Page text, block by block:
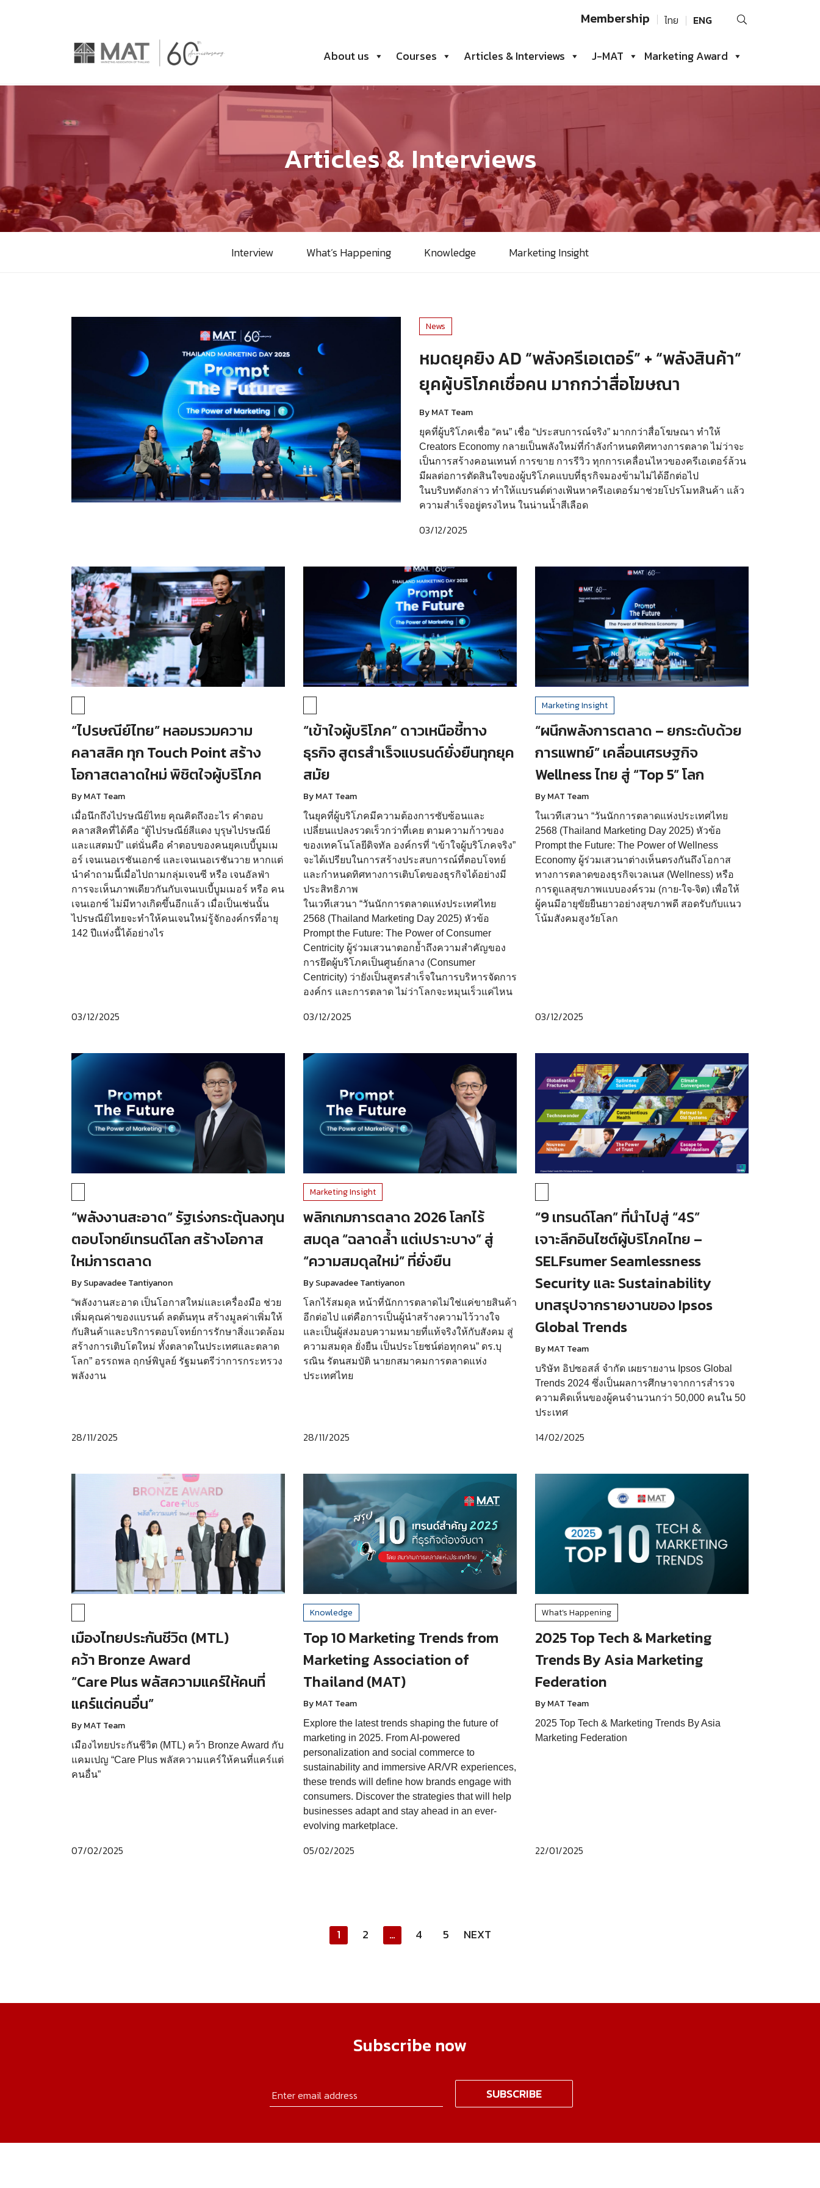
Membership ไทย ENG
Search
About us
Courses Articles & Interviews J-MAT Marketing Award
Articles & Interviews
Interview What’s Happening Knowledge Marketing Insight
News
หมดยุคยิง AD “พลังครีเอเตอร์” + “พลังสินค้า”
ยุคผู้บริโภคเชื่อคน มากกว่าสื่อโฆษณา
By MAT Team
ยุคที่ผู้บริโภคเชื่อ “คน” เชื่อ “ประสบการณ์จริง” มากกว่าสื่อโฆษณา ทำให้
Creators Economy กลายเป็นพลังใหม่ที่กำลังกำหนดทิศทางการตลาด ไม่ว่าจะ
เป็นการสร้างคอนเทนท์ การขาย การรีวิว ทุกการเคลื่อนไหวของครีเอเตอร์ล้วน
มีผลต่อการตัดสินใจของผู้บริโภคแบบที่ธุรกิจมองข้ามไม่ได้อีกต่อไป
ในบริบทดังกล่าว ทำให้แบรนด์ต่างเฟ้นหาครีเอเตอร์มาช่วยโปรโมทสินค้า แล้ว
ความสำเร็จอยู่ตรงไหน ในน่านน้ำสีเลือด
03/12/2025
“ไปรษณีย์ไทย” หลอมรวมความ
คลาสสิค ทุก Touch Point สร้าง
โอกาสตลาดใหม่ พิชิตใจผู้บริโภค
By MAT Team
เมื่อนึกถึงไปรษณีย์ไทย คุณคิดถึงอะไร คำตอบ
คลาสสิคที่ได้คือ “ตู้ไปรษณีย์สีแดง บุรุษไปรษณีย์
และแสตมป์” แต่นั่นคือ คำตอบของคนยุคเบบี้บูมเม
อร์ เจนเนอเรชันเอกซ์ และเจนเนอเรชันวาย หากแต่
นำคำถามนี้เมื่อไปถามกลุ่มเจนซี หรือ เจนอัลฟ่า
การจะเห็นภาพเดียวกันกับเจนเบเบี้บูมเมอร์ หรือ คน
เจนเอกซ์ ไม่มีทางเกิดขึ้นอีกแล้ว เมื่อเป็นเช่นนั้น
ไปรษณีย์ไทยจะทำให้คนเจนใหม่รู้จักองค์กรที่อายุ
142 ปีแห่งนี้ได้อย่างไร
03/12/2025
“เข้าใจผู้บริโภค” ดาวเหนือชี้ทาง
ธุรกิจ สูตรสำเร็จแบรนด์ยั่งยืนทุกยุค
สมัย
By MAT Team
ในยุคที่ผู้บริโภคมีความต้องการซับซ้อนและ
เปลี่ยนแปลงรวดเร็วกว่าที่เคย ตามความก้าวของ
ของเทคโนโลยีดิจทัล องค์กรที่ “เข้าใจผู้บริโภคจริง”
จะได้เปรียบในการสร้างประสบการณ์ที่ตอบโจทย์
และกำหนดทิศทางการเติบโตของธุรกิจได้อย่างมี
ประสิทธิภาพ
ในเวทีเสวนา “วันนักการตลาดแห่งประเทศไทย
2568 (Thailand Marketing Day 2025) หัวข้อ
Prompt the Future: The Power of Consumer
Centricity ผู้ร่วมเสวนาตอกย้ำถึงความสำคัญของ
การยึดผู้บริโภคเป็นศูนย์กลาง (Consumer
Centricity) ว่ายังเป็นสูตรสำเร็จในการบริหารจัดการ
องค์กร และการตลาด ไม่ว่าโลกจะหมุนเร็วแค่ไหน
03/12/2025
Marketing Insight
“ผนึกพลังการตลาด – ยกระดับด้วย
การแพทย์” เคลื่อนเศรษฐกิจ
Wellness ไทย สู่ “Top 5” โลก
By MAT Team
ในเวทีเสวนา “วันนักการตลาดแห่งประเทศไทย
2568 (Thailand Marketing Day 2025) หัวข้อ
Prompt the Future: The Power of Wellness
Economy ผู้ร่วมเสวนาต่างเห็นตรงกันถึงโอกาส
ทางการตลาดของธุรกิจเวลเนส (Wellness) หรือ
การดูแลสุขภาพแบบองค์รวม (กาย-ใจ-จิต) เพื่อให้
ผู้คนมีอายุขัยยืนยาวอย่างสุขภาพดี สอดรับกับแนว
โน้มสังคมสูงวัยโลก
03/12/2025
“พลังงานสะอาด” รัฐเร่งกระตุ้นลงทุน
ตอบโจทย์เทรนด์โลก สร้างโอกาส
ใหม่การตลาด
By Supavadee Tantiyanon
“พลังงานสะอาด เป็นโอกาสใหม่และเครื่องมือ ช่วย
เพิ่มคุณค่าของแบรนด์ ลดต้นทุน สร้างมูลค่าเพิ่มให้
กับสินค้าและบริการตอบโจทย์การรักษาสิ่งแวดล้อม
สร้างการเติบโตใหม่ ทั้งตลาดในประเทศและตลาด
โลก” อรรถพล ฤกษ์พิบูลย์ รัฐมนตรีว่าการกระทรวง
พลังงาน
28/11/2025
Marketing Insight
พลิกเกมการตลาด 2026 โลกไร้
สมดุล “ฉลาดล้ำ แต่เปราะบาง” สู่
“ความสมดุลใหม่” ที่ยั่งยืน
By Supavadee Tantiyanon
โลกไร้สมดุล หน้าที่นักการตลาดไม่ใช่แค่ขายสินค้า
อีกต่อไป แต่คือการเป็นผู้นำสร้างความไว้วางใจ
และเป็นผู้ส่งมอบความหมายที่แท้จริงให้กับสังคม สู่
ความสมดุล ยั่งยืน เป็นประโยชน์ต่อทุกคน” ดร.บุ
รณิน รัตนสมบัติ นายกสมาคมการตลาดแห่ง
ประเทศไทย
28/11/2025
“9 เทรนด์โลก” ที่นำไปสู่ “4S”
เจาะลึกอินไซต์ผู้บริโภคไทย –
SELFsumer Seamlessness
Security และ Sustainability
บทสรุปจากรายงานของ Ipsos
Global Trends
By MAT Team
บริษัท อิปซอสส์ จำกัด เผยรายงาน Ipsos Global
Trends 2024 ซึ่งเป็นผลการศึกษาจากการสำรวจ
ความคิดเห็นของผู้คนจำนวนกว่า 50,000 คนใน 50
ประเทศ
14/02/2025
เมืองไทยประกันชีวิต (MTL)
คว้า Bronze Award
“Care Plus พลัสความแคร์ให้คนที่
แคร์แต่คนอื่น”
By MAT Team
เมืองไทยประกันชีวิต (MTL) คว้า Bronze Award กับ
แคมเปญ “Care Plus พลัสความแคร์ให้คนที่แคร์แต่
คนอื่น”
07/02/2025
Knowledge
Top 10 Marketing Trends from
Marketing Association of
Thailand (MAT)
By MAT Team
Explore the latest trends shaping the future of
marketing in 2025. From AI-powered
personalization and social commerce to
sustainability and immersive AR/VR experiences,
these trends will define how brands engage with
consumers. Discover the strategies that will help
businesses adapt and stay ahead in an ever-
evolving marketplace.
05/02/2025
What’s Happening
2025 Top Tech & Marketing
Trends By Asia Marketing
Federation
By MAT Team
2025 Top Tech & Marketing Trends By Asia
Marketing Federation
22/01/2025
1 2 … 4 5 NEXT
Subscribe now